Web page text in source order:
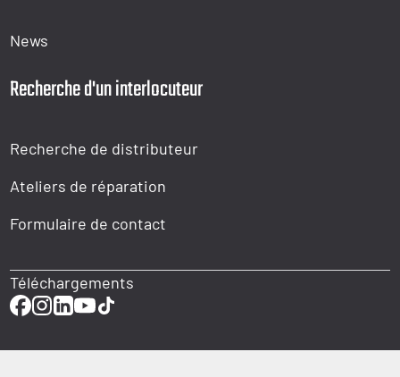
News
Recherche d'un interlocuteur
Recherche de distributeur
Ateliers de réparation
Formulaire de contact
Téléchargements